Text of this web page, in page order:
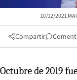
10/12/2021
Compartir
Octubre de 2019